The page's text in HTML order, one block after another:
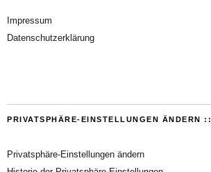
Impressum
Datenschutzerklärung
PRIVATSPHÄRE-EINSTELLUNGEN ÄNDERN ::
Privatsphäre-Einstellungen ändern